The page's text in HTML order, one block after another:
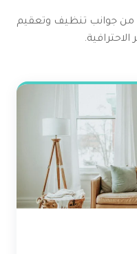
جوانب تنظيف وتعقيم
الاحترافية.